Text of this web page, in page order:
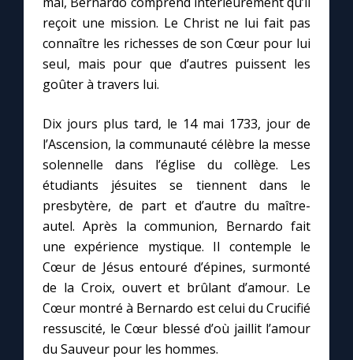
reçoit une mission. Le Christ ne lui fait pas
connaître les richesses de son Cœur pour lui
seul, mais pour que d’autres puissent les
goûter à travers lui.
Dix jours plus tard, le 14 mai 1733, jour de
l’Ascension, la communauté célèbre la messe
solennelle dans l’église du collège. Les
étudiants jésuites se tiennent dans le
presbytère, de part et d’autre du maître-
autel. Après la communion, Bernardo fait
une expérience mystique. Il contemple le
Cœur de Jésus entouré d’épines, surmonté
de la Croix, ouvert et brûlant d’amour. Le
Cœur montré à Bernardo est celui du Crucifié
ressuscité, le Cœur blessé d’où jaillit l’amour
du Sauveur pour les hommes.